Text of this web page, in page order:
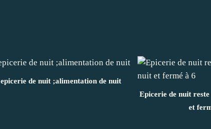
epicerie de nuit ;alimentation de nuit
Epicerie de nuit
et